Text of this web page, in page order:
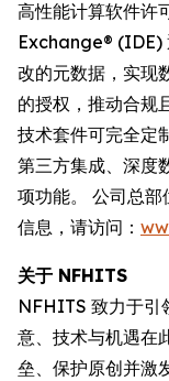
高性能计算软件
Exchange® (IDE)
改的元数据，实现
的授权，推动合
技术套件可完全定
第三方集成、深度
项功能。 公司总
信息，请访问：
关于 NFHITS
NFHITS 致力于
意、技术与机遇在
垒、保护原创并激